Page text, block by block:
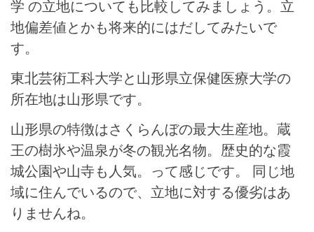
学 の立地についても比較してみましょう。立
地偏差値とかも将来的にはだしてみたいで
す。
東北芸術工科大学と山形県立保健医療大学の
所在地は山形県です。
山形県の特徴はさくらんぼの最大生産地。蔵
王の樹氷や温泉が冬の観光名物。歴史的な霞
城公園や山寺も人気。って感じです。 同じ地
域に住んでいるので、立地に対する優劣はあ
りませんね。